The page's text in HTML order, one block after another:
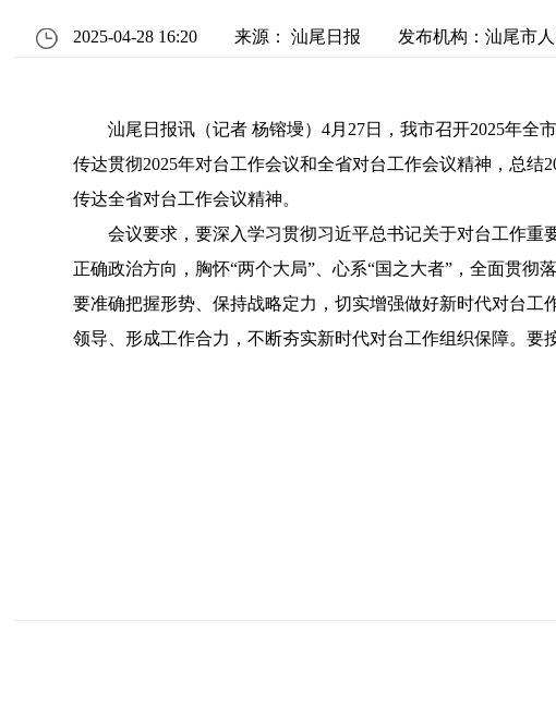
2025-04-28 16:20 来源： 汕尾日报 发布机构：汕尾市
汕尾日报讯（记者 杨镕墁）4月27日，我市召开2025年全
传达贯彻2025年对台工作会议和全省对台工作会议精神，总
传达全省对台工作会议精神。
会议要求，要深入学习贯彻习近平总书记关于对台工作重
正确政治方向，胸怀“两个大局”、心系“国之大者”，全面贯
要准确把握形势、保持战略定力，切实增强做好新时代对台
领导、形成工作合力，不断夯实新时代对台工作组织保障。要